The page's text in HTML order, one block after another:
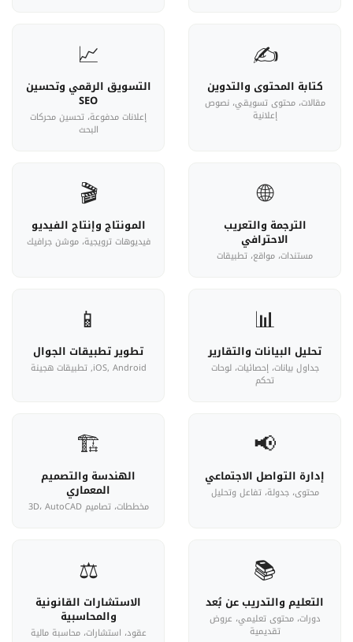
✍️
كتابة المحتوى والتدوين
مقالات، محتوى تسويقي، نصوص
إعلانية
📈
التسويق الرقمي وتحسين
SEO
إعلانات مدفوعة، تحسين محركات
البحث
🌐
الترجمة والتعريب
الاحترافي
مستندات، مواقع، تطبيقات
🎬
المونتاج وإنتاج الفيديو
فيديوهات ترويجية، موشن جرافيك
📊
تحليل البيانات والتقارير
جداول بيانات، إحصائيات، لوحات
تحكم
📱
تطوير تطبيقات الجوال
iOS, Android, تطبيقات هجينة
📢
إدارة التواصل الاجتماعي
محتوى، جدولة، تفاعل وتحليل
🏗️
الهندسة والتصميم
المعماري
مخططات، تصاميم 3D، AutoCAD
📚
التعليم والتدريب عن بُعد
دورات، محتوى تعليمي، عروض
تقديمية
⚖️
الاستشارات القانونية
والمحاسبية
عقود، استشارات، محاسبة مالية